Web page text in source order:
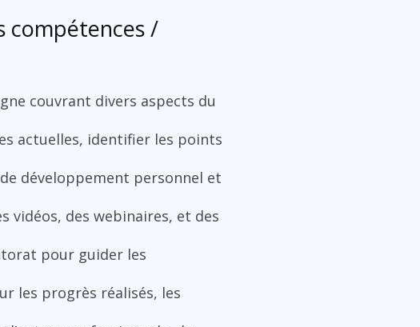
compétences /
couvrant divers aspects du
actuelles, identifier les points
développement personnel et
vidéos, des webinaires, et des
pour guider les
les progrès réalisés, les